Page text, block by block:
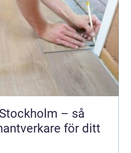
– så
för ditt